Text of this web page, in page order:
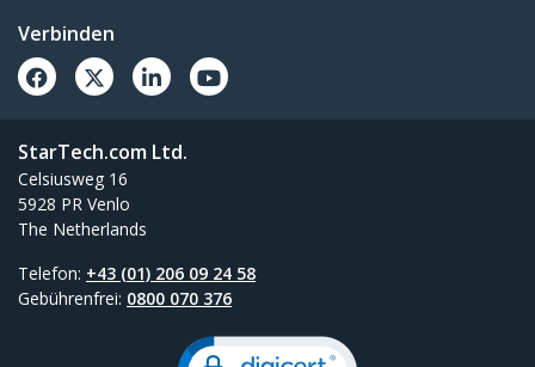
Verbinden
StarTech.com Ltd.
Celsiusweg 16
5928 PR Venlo
The Netherlands
Telefon: +43 (01) 206 09 24 58
Gebührenfrei: 0800 070 376